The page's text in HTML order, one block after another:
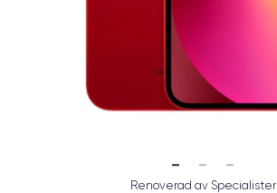
Renoverad av Specialister